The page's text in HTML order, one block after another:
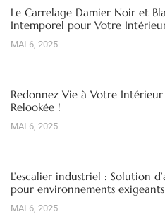
Le Carrelage Damier Noir et
Intemporel pour Votre
MAI 6, 2025
Redonnez Vie à Votre
Relookée !
MAI 6, 2025
L’escalier industriel : Solution
pour environnements exigeants
MAI 6, 2025